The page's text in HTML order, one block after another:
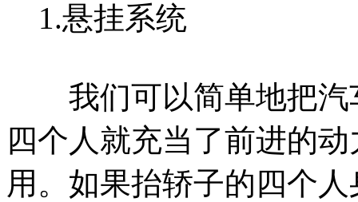
1.悬挂系统
我们可以简单地把汽
四个人就充当了前进的
用。如果抬轿子的四个